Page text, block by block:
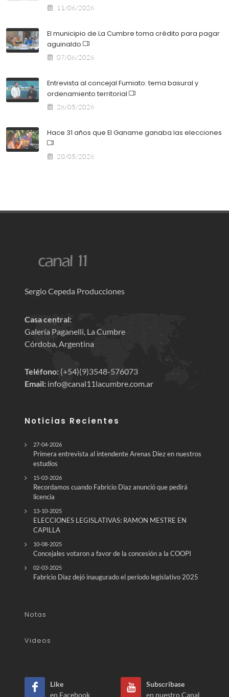
11/06/2026
El municipio de La Cumbre toma crédito para pagar
aguinaldo
07/06/2026
Entrevista al concejal Fumiato: tema basural y
ordenamiento territorial
28/05/2026
Hace 31 años que El Ganame ganaba las elecciones
20/05/2026
Sergio Cepeda Producciones
Casa central:
Galería Paganelli, La Cumbre
Córdoba, Argentina
Teléfono: (+54)(9)3548-576073
Email: info@canal11lacumbre.com.ar
Noticias Recientes
27-04-2026
Primera entrevista al intendente Arenas Diez en nuestros
estudios
15-03-2026
Recordamos cuando Fabricio Diaz anunció que pedirá
licencia
13-10-2025
ELECCIONES LEGISLATIVAS: RAMON MESTRE EN
CAPILLA
10-08-2025
Concejales votaron a favor de la concesión a la COOPI
02-03-2025
Fabricio Diaz dejó inaugurado el período legislativo 2025
Notas
Videos
Like
en Facebook
Subscribase
en nuestro Canal